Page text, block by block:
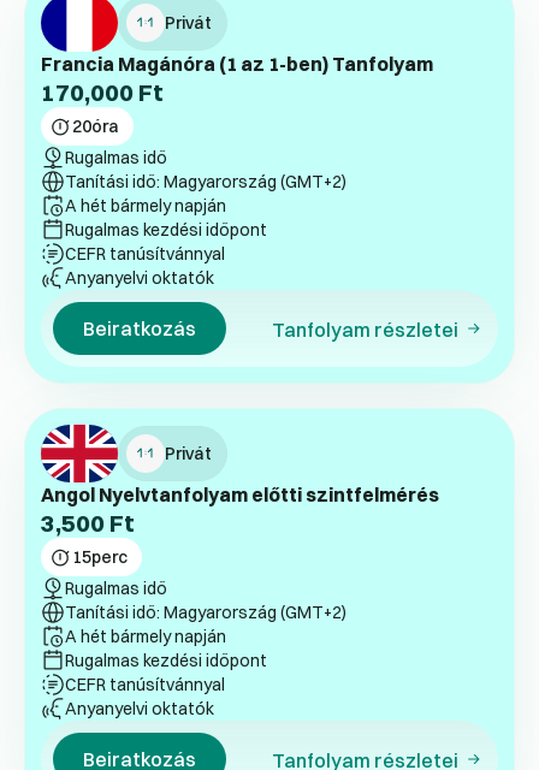
Privát
Francia Magánóra (1 az 1-ben) Tanfolyam
170,000 Ft
20óra
Rugalmas idő
Tanítási idő: Magyarország (GMT+2)
A hét bármely napján
Rugalmas kezdési időpont
CEFR tanúsítvánnyal
Anyanyelvi oktatók
Beiratkozás Tanfolyam részletei
Privát
Angol Nyelvtanfolyam előtti szintfelmérés
3,500 Ft
15perc
Rugalmas idő
Tanítási idő: Magyarország (GMT+2)
A hét bármely napján
Rugalmas kezdési időpont
CEFR tanúsítvánnyal
Anyanyelvi oktatók
Beiratkozás Tanfolyam részletei